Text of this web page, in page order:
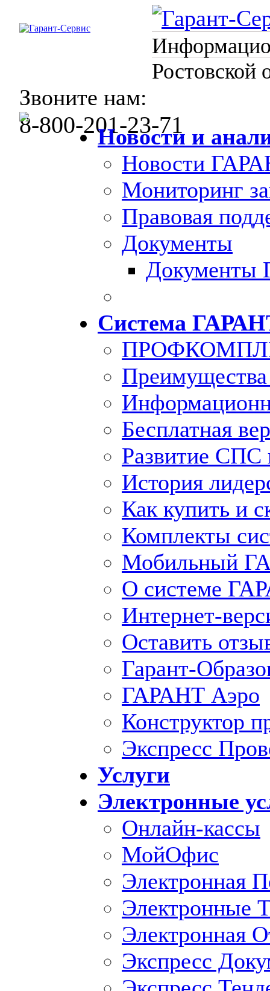
Ростовской
Звоните нам:
8-800-201-23-71
Новости и
Новости
Мониторинг
Правовая
Документы
Документы
Система
Бесплатная
Развитие СПС
История
Как купить и
Комплекты
Мобильный
О системе
Интернет-
Оставить
Гарант-
ГАРАНТ Аэро
Конструктор
Экспресс
Услуги
Электронные
Онлайн-кассы
МойОфис
Электронная
Электронные
Электронная
Экспресс